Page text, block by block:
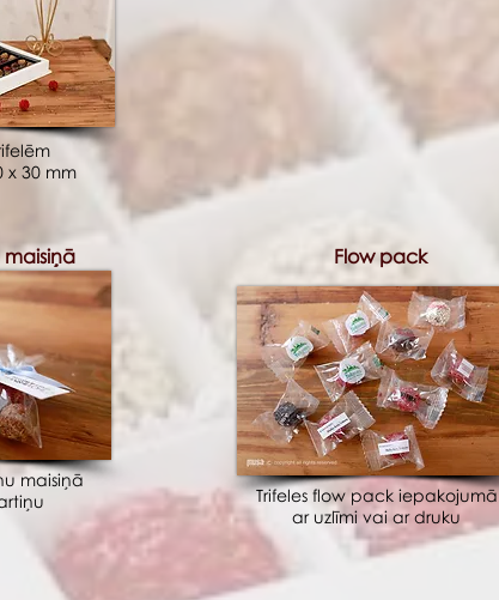
x 30 mm
maisiņā
maisiņā
Flow pack
Trifeles flow pack iepakojumā
ar uzlīmi vai ar druku